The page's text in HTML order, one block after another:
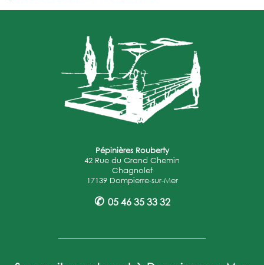
Pépinières Rouberty
42 Rue du Grand Chemin
Chagnolet
17139 Dompierre-sur-Mer
✆ 05 46 35 33 32